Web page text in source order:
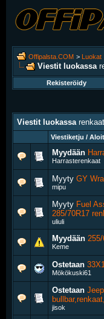
Offipalsta.COM > Luokat
Viestit luokassa
Rekisteröidy
Viestit luokassa renkaat
Viestiketju /
Myydään
Harrasterenkaat
Myyty GY
mipu
Myyty Fuel
285/70R17
uliuli
Myydään
Keme
Ostetaan
Mökökuski61
Ostetaan
jisok